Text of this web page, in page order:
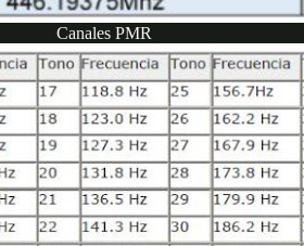
Canales PMR